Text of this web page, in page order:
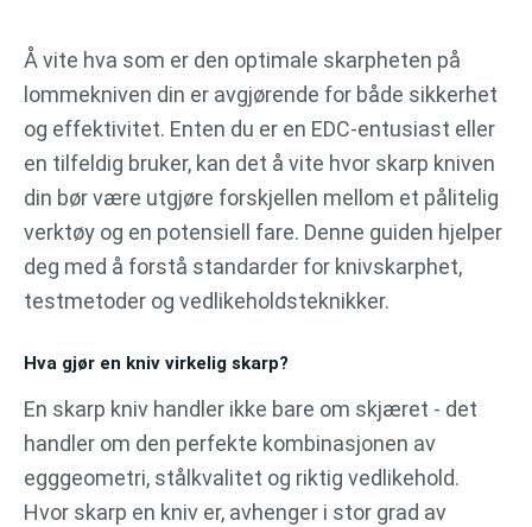
innhold
Å vite hva som er den optimale skarpheten på
lommekniven din er avgjørende for både sikkerhet
og effektivitet. Enten du er en EDC-entusiast eller
en tilfeldig bruker, kan det å vite hvor skarp kniven
din bør være utgjøre forskjellen mellom et pålitelig
verktøy og en potensiell fare. Denne guiden hjelper
deg med å forstå standarder for knivskarphet,
testmetoder og vedlikeholdsteknikker.
Hva gjør en kniv virkelig skarp?
En skarp kniv handler ikke bare om skjæret - det
handler om den perfekte kombinasjonen av
egggeometri, stålkvalitet og riktig vedlikehold.
Hvor skarp en kniv er, avhenger i stor grad av